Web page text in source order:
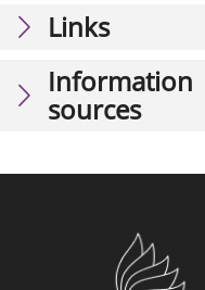
Links
Information
sources